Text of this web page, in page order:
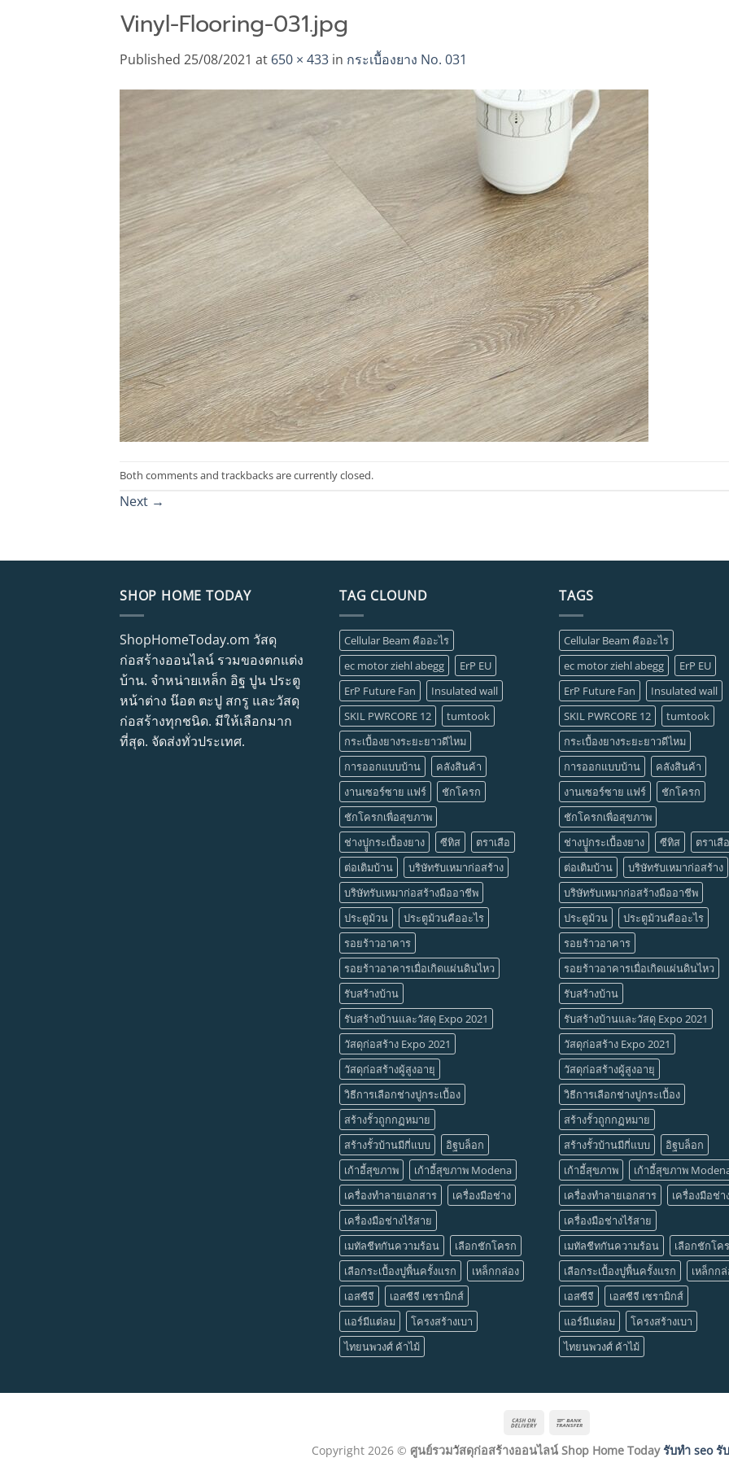
Vinyl-Flooring-031.jpg
Published 25/08/2021 at 650 × 433 in กระเบื้องยาง No. 031
Both comments and trackbacks are currently closed.
Next →
SHOP HOME TODAY
ShopHomeToday.om วัสดุ
ก่อสร้างออนไลน์ รวมของตกแต่ง
บ้าน. จำหน่ายเหล็ก อิฐ ปูน ประตู
หน้าต่าง น๊อต ตะปู สกรู และวัสดุ
ก่อสร้างทุกชนิด. มีให้เลือกมาก
ที่สุด. จัดส่งทั่วประเทศ.
TAG CLOUND
Cellular Beam คืออะไร
ec motor ziehl abegg
ErP EU
ErP Future Fan
Insulated wall
SKIL PWRCORE 12
tumtook
กระเบื้องยางระยะยาวดีไหม
การออกแบบบ้าน
คลังสินค้า
งานเซอร์ซาย แฟร์
ชักโครก
ชักโครกเพื่อสุขภาพ
ช่างปููกระเบื้องยาง
ซีทิส
ตราเสือ
ต่อเติมบ้าน
บริษัทรับเหมาก่อสร้าง
บริษัทรับเหมาก่อสร้างมืออาชีพ
ประตูม้วน
ประตูม้วนคืออะไร
รอยร้าวอาคาร
รอยร้าวอาคารเมื่อเกิดแผ่นดินไหว
รับสร้างบ้าน
รับสร้างบ้านและวัสดุ Expo 2021
วัสดุก่อสร้าง Expo 2021
วัสดุก่อสร้างผู้สูงอายุ
วิธีการเลือกช่างปูกระเบื้อง
สร้างรั้วถูกกฏหมาย
สร้างรั้วบ้านมีกี่แบบ
อิฐบล็อก
เก้าอี้สุขภาพ
เก้าอี้สุขภาพ Modena
เครื่องทำลายเอกสาร
เครื่องมือช่าง
เครื่องมือช่างไร้สาย
เมทัลชีทกันความร้อน
เลือกชักโครก
เลือกระเบื้องปูพื้นครั้งแรก
เหล็กกล่อง
เอสซีจี
เอสซีจี เซรามิกส์
แอร์มีแต่ลม
โครงสร้างเบา
ไทยนพวงศ์ ค้าไม้
TAGS
Cellular Beam คืออะไร
ec motor ziehl abegg
ErP EU
ErP Future Fan
Insulated wall
SKIL PWRCORE 12
tumtook
กระเบื้องยางระยะยาวดีไหม
การออกแบบบ้าน
คลังสินค้า
งานเซอร์ซาย แฟร์
ชักโครก
ชักโครกเพื่อสุขภาพ
ช่างปููกระเบื้องยาง
ซีทิส
ตราเสือ
ต่อเติมบ้าน
บริษัทรับเหมาก่อสร้าง
บริษัทรับเหมาก่อสร้างมืออาชีพ
ประตูม้วน
ประตูม้วนคืออะไร
รอยร้าวอาคาร
รอยร้าวอาคารเมื่อเกิดแผ่นดินไหว
รับสร้างบ้าน
รับสร้างบ้านและวัสดุ Expo 2021
วัสดุก่อสร้าง Expo 2021
วัสดุก่อสร้างผู้สูงอายุ
วิธีการเลือกช่างปูกระเบื้อง
สร้างรั้วถูกกฏหมาย
สร้างรั้วบ้านมีกี่แบบ
อิฐบล็อก
เก้าอี้สุขภาพ
เก้าอี้สุขภาพ
เครื่องทำลายเอกสาร
เครื่องมือช่า
เครื่องมือช่างไร้สาย
เมทัลชีทกันความร้อน
เลือกชักโค
เลือกระเบื้องปูพื้นครั้งแรก
เหล็กก
เอสซีจี
เอสซีจี เซรามิกส์
แอร์มีแต่ลม
โครงสร้างเบา
ไทยนพวงศ์ ค้าไม้
Cash
Copyright 2026 © ศูนย์รวมวัสดุก่อสร้างออนไลน์ Shop Home Todayรับทำ seo รั